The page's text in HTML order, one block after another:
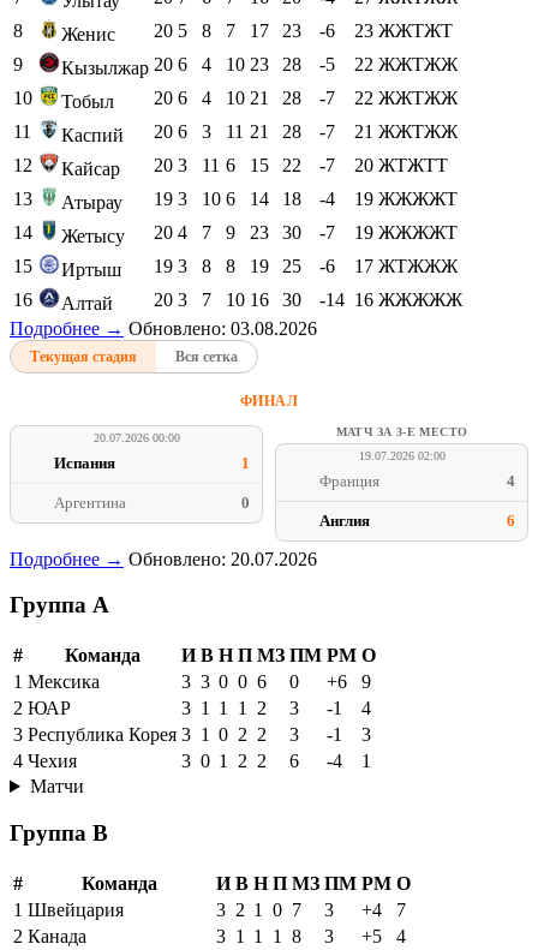
8
Женис 20 5 8 7 17 23 -6 23 ЖЖТЖТ
9
Кызылжар 20 6 4 10 23 28 -5 22 ЖЖТЖЖ
10
Тобыл 20 6 4 10 21 28 -7 22 ЖЖТЖЖ
11
Каспий 20 6 3 11 21 28 -7 21 ЖЖТЖЖ
12
Кайсар 20 3 11 6 15 22 -7 20 ЖТЖТТ
13
Атырау 19 3 10 6 14 18 -4 19 ЖЖЖЖТ
14
Жетысу 20 4 7 9 23 30 -7 19 ЖЖЖЖТ
15
Иртыш 19 3 8 8 19 25 -6 17 ЖТЖЖЖ
16
Алтай 20 3 7 10 16 30 -14 16 ЖЖЖЖЖ
Подробнее → Обновлено: 03.08.2026
Текущая стадия Вся сетка
ФИНАЛ
20.07.2026 00:00
Испания 1
Аргентина 0
МАТЧ ЗА 3-Е МЕСТО
19.07.2026 02:00
Франция 4
Англия 6
Подробнее → Обновлено: 20.07.2026
Группа A
# Команда И В Н П МЗ ПМ РМ О
1 Мексика 3 3 0 0 6 0 +6
9
2 ЮАР 3 1 1 1 2 3 -1
4
3 Республика Корея 3 1 0 2 2 3 -1
3
4 Чехия 3 0 1 2 2 6 -4
1
Матчи
Группа B
# Команда И В Н П МЗ ПМ РМ О
1 Швейцария 3 2 1 0 7 3 +4
7
2 Канада 3 1 1 1 8 3 +5
4